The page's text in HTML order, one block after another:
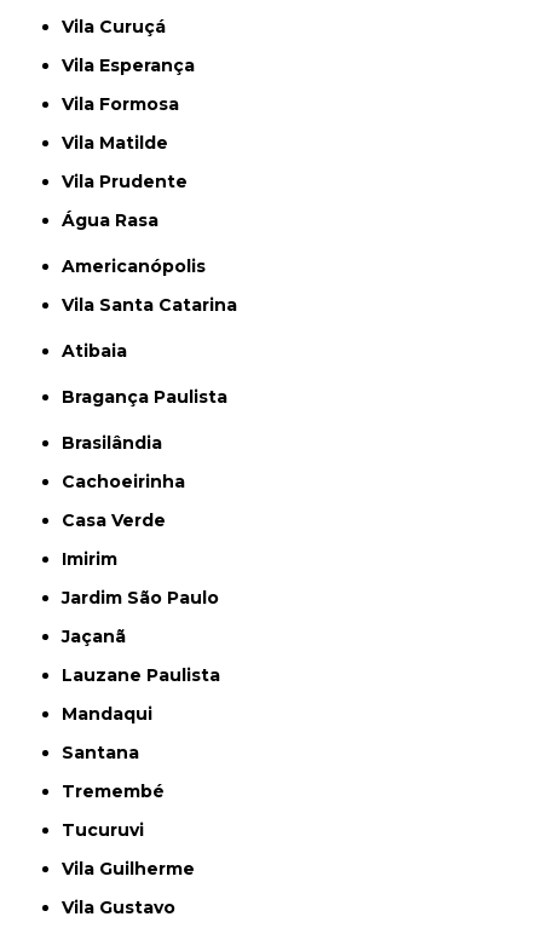
Vila Curuçá
Vila Esperança
Vila Formosa
Vila Matilde
Vila Prudente
Água Rasa
Americanópolis
Vila Santa Catarina
Atibaia
Bragança Paulista
Brasilândia
Cachoeirinha
Casa Verde
Imirim
Jardim São Paulo
Jaçanã
Lauzane Paulista
Mandaqui
Santana
Tremembé
Tucuruvi
Vila Guilherme
Vila Gustavo